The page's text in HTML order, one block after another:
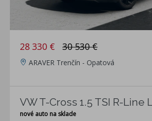
28 330 € 30 530 €
ARAVER Trenčín - Opatová
VW T-Cross 1.5 TSI R-Line
nové auto na sklade